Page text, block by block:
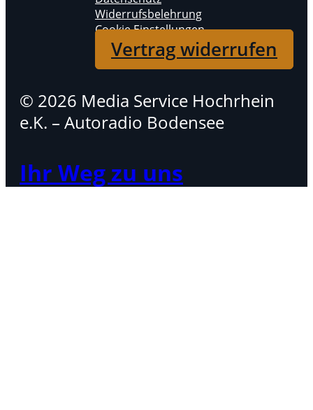
Widerrufsbelehrung
Cookie Einstellungen
Vertrag widerrufen
© 2026 Media Service Hochrhein
e.K. – Autoradio Bodensee
Ihr Weg zu uns